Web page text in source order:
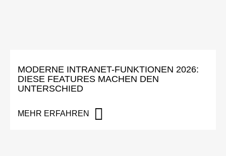
MODERNE INTRANET-FUNKTIONEN 2026:
DIESE FEATURES MACHEN DEN
UNTERSCHIED
MEHR ERFAHREN